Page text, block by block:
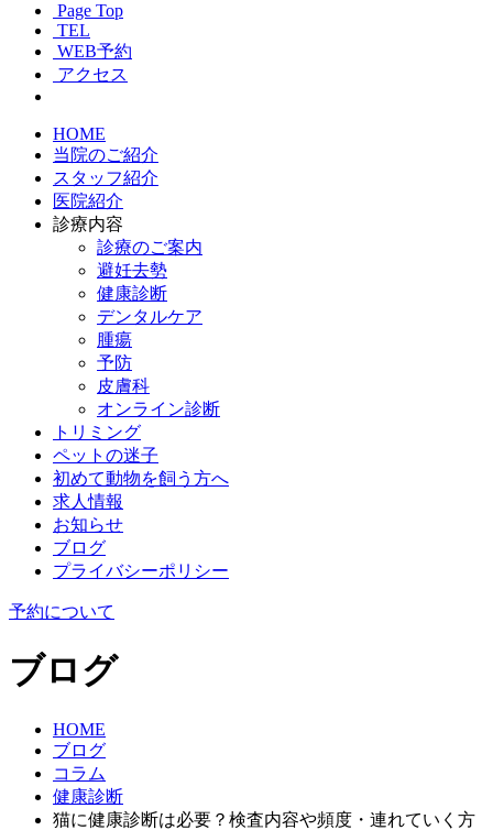
Page Top
TEL
WEB予約
アクセス
HOME
当院のご紹介
スタッフ紹介
医院紹介
診療内容
診療のご案内
避妊去勢
健康診断
デンタルケア
腫瘍
予防
皮膚科
オンライン診断
トリミング
ペットの迷子
初めて動物を飼う方へ
求人情報
お知らせ
ブログ
プライバシーポリシー
予約について
ブログ
HOME
ブログ
コラム
健康診断
猫に健康診断は必要？検査内容や頻度・連れていく方